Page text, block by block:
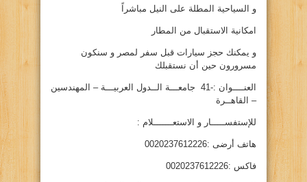
و السياحية المطلة على النيل مباشراً
امكانية الاستقبال من المطار
و يمكنك حجز سيارات قبل سفر لمصر و سنكون
مسرورون حين أن نستقبلك
العنــــوان :-41 جامعـــة الــدول العربيـــة – المهندسين
– القاهــرة
للإستفســـــار و الاستعـــــــلام :
هاتف أرضى :0020237612226
فاكس :0020237612226